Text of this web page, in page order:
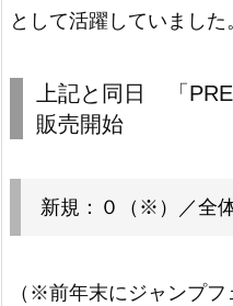
として活躍していました
上記と同日 「
販売開始
新規：０（※）／全
（※前年末にジャンプ